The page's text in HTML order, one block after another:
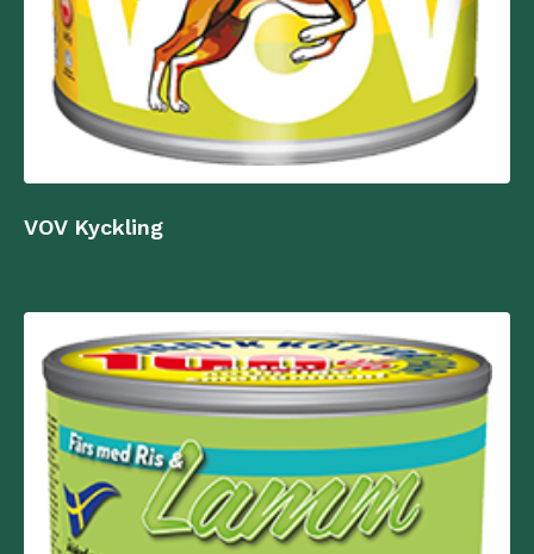
VOV Kyckling